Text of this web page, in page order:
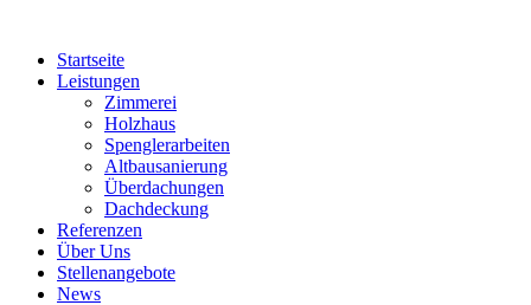
wechselnStartseite
Leistungen
Zimmerei
Holzhaus
Spenglerarbeiten
Altbausanierung
Überdachungen
Dachdeckung
Referenzen
Über Uns
Stellenangebote
News